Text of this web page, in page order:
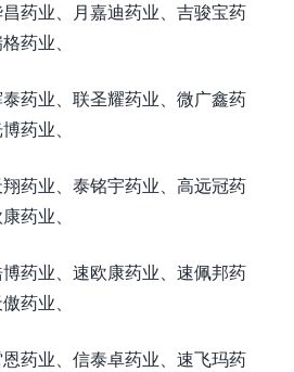
药业、月嘉迪药业、吉骏宝药
药业、
药业、联圣耀药业、微广鑫药
药业、
药业、泰铭宇药业、高远冠药
药业、
药业、速欧康药业、速佩邦药
药业、
药业、信泰卓药业、速飞玛药